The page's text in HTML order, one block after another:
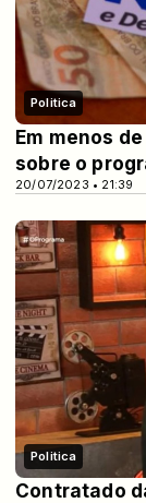
Politica
20/07/2023 • 21:39
Em menos
sobre o
Politica
Contratado